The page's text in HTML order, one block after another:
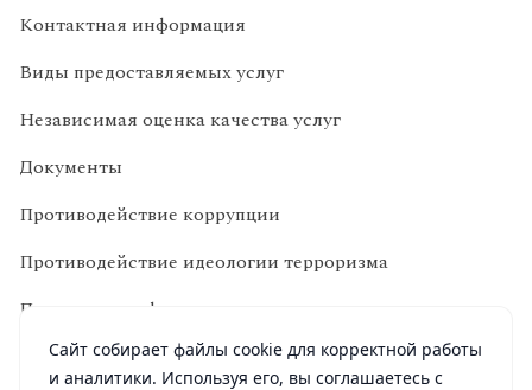
Контактная информация
Виды предоставляемых услуг
Независимая оценка качества услуг
Документы
Противодействие коррупции
Противодействие идеологии терроризма
Политика конфиденциальности
Сайт собирает файлы cookie для корректной работы
и аналитики. Используя его, вы соглашаетесь с